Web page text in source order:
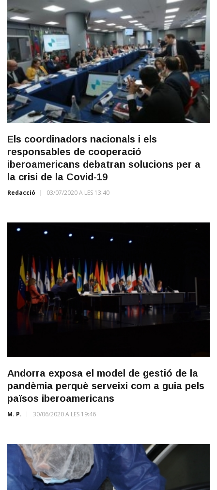
Els coordinadors nacionals i els
responsables de cooperació
iberoamericans debatran solucions per a
la crisi de la Covid-19
Redacció 03/07/2020 A LES 13:40
Andorra exposa el model de gestió de la
pandèmia perquè serveixi com a guia pels
països iberoamericans
M. P. 30/06/2020 A LES 19:46